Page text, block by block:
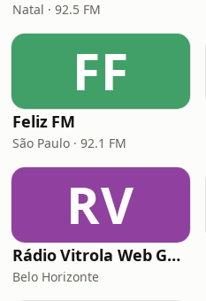
Natal · 92.5 FM
FF
Feliz FM
São Paulo · 92.1 FM
RV
Rádio Vitrola Web Gospel
Belo Horizonte